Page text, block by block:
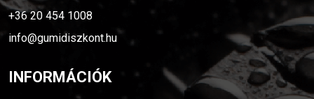
+36 20 454 1008
info@gumidiszkont.hu
INFORMÁCIÓK